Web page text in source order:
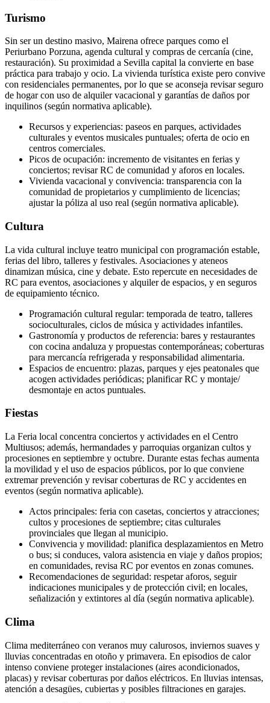
Turismo
Sin ser un destino masivo, Mairena ofrece parques como el
Periurbano Porzuna, agenda cultural y compras de cercanía (cine,
restauración). Su proximidad a Sevilla capital la convierte en base
práctica para trabajo y ocio. La vivienda turística existe pero convive
con residenciales permanentes, por lo que se aconseja revisar seguro
de hogar con uso de alquiler vacacional y garantías de daños por
inquilinos (según normativa aplicable).
Recursos y experiencias: paseos en parques, actividades
culturales y eventos musicales puntuales; oferta de ocio en
centros comerciales.
Picos de ocupación: incremento de visitantes en ferias y
conciertos; revisar RC de comunidad y aforos en locales.
Vivienda vacacional y convivencia: transparencia con la
comunidad de propietarios y cumplimiento de licencias;
ajustar la póliza al uso real (según normativa aplicable).
Cultura
La vida cultural incluye teatro municipal con programación estable,
ferias del libro, talleres y festivales. Asociaciones y ateneos
dinamizan música, cine y debate. Esto repercute en necesidades de
RC para eventos, asociaciones y alquiler de espacios, y en seguros
de equipamiento técnico.
Programación cultural regular: temporada de teatro, talleres
socioculturales, ciclos de música y actividades infantiles.
Gastronomía y productos de referencia: bares y restaurantes
con cocina andaluza y propuestas contemporáneas; coberturas
para mercancía refrigerada y responsabilidad alimentaria.
Espacios de encuentro: plazas, parques y ejes peatonales que
acogen actividades periódicas; planificar RC y montaje/
desmontaje en actos puntuales.
Fiestas
La Feria local concentra conciertos y actividades en el Centro
Multiusos; además, hermandades y parroquias organizan cultos y
procesiones en septiembre y octubre. Durante estas fechas aumenta
la movilidad y el uso de espacios públicos, por lo que conviene
extremar prevención y revisar coberturas de RC y accidentes en
eventos (según normativa aplicable).
Actos principales: feria con casetas, conciertos y atracciones;
cultos y procesiones de septiembre; citas culturales
provinciales que llegan al municipio.
Convivencia y movilidad: planifica desplazamientos en Metro
o bus; si conduces, valora asistencia en viaje y daños propios;
en comunidades, revisa RC por eventos en zonas comunes.
Recomendaciones de seguridad: respetar aforos, seguir
indicaciones municipales y de protección civil; en locales,
señalización y extintores al día (según normativa aplicable).
Clima
Clima mediterráneo con veranos muy calurosos, inviernos suaves y
lluvias concentradas en otoño y primavera. En episodios de calor
intenso conviene proteger instalaciones (aires acondicionados,
placas) y revisar coberturas por daños eléctricos. En lluvias intensas,
atención a desagües, cubiertas y posibles filtraciones en garajes.